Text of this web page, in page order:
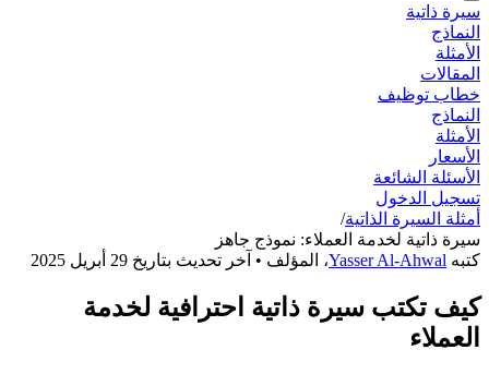
سيرة ذاتية
النماذج
الأمثلة
المقالات
خطاب توظيف
النماذج
الأمثلة
الأسعار
الأسئلة الشائعة
تسجيل الدخول
أمثلة السيرة الذاتية/
سيرة ذاتية لخدمة العملاء: نموذج جاهز
كتبه Yasser Al-Ahwal، المؤلف • آخر تحديث بتاريخ 29 أبريل 2025
كيف تكتب سيرة ذاتية احترافية لخدمة
العملاء